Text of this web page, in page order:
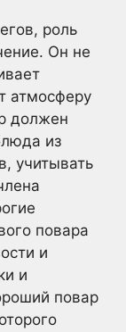
роль
Он не
атмосферу
должен
из
учитывать
повара
и
и
повар